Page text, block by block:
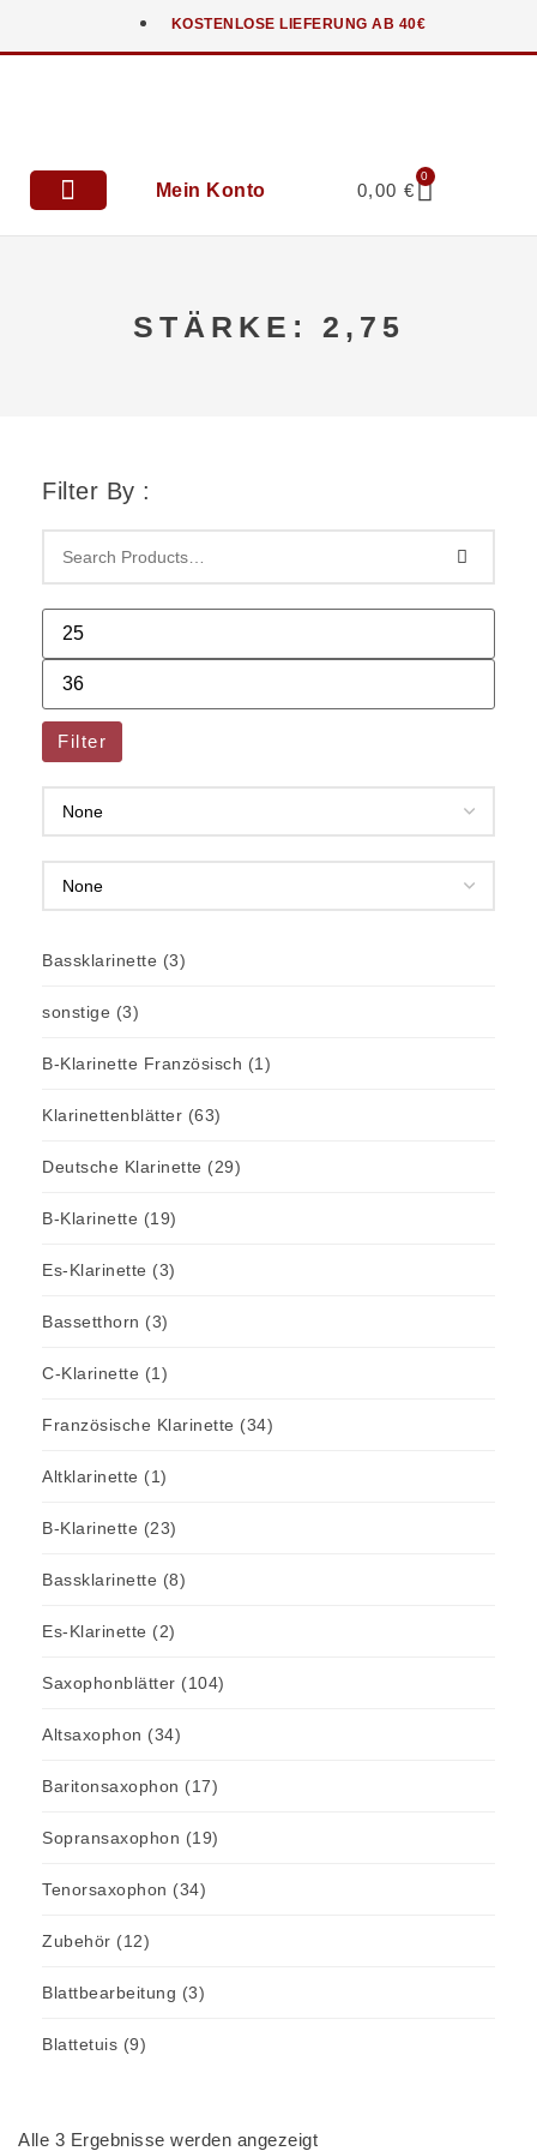
KOSTENLOSE LIEFERUNG AB 40€
Mein Konto 0,00€
0
STÄRKE: 2,75
Filter By :
Filter
Bassklarinette (3)
sonstige (3)
B-Klarinette Französisch (1)
Klarinettenblätter (63)
Deutsche Klarinette (29)
B-Klarinette (19)
Es-Klarinette (3)
Bassetthorn (3)
C-Klarinette (1)
Französische Klarinette (34)
Altklarinette (1)
B-Klarinette (23)
Bassklarinette (8)
Es-Klarinette (2)
Saxophonblätter (104)
Altsaxophon (34)
Baritonsaxophon (17)
Sopransaxophon (19)
Tenorsaxophon (34)
Zubehör (12)
Blattbearbeitung (3)
Blattetuis (9)
Alle 3 Ergebnisse werden angezeigt